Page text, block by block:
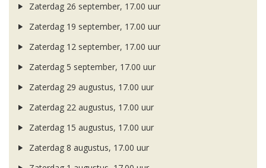
Zaterdag 26 september, 17.00 uur
Zaterdag 19 september, 17.00 uur
Zaterdag 12 september, 17.00 uur
Zaterdag 5 september, 17.00 uur
Zaterdag 29 augustus, 17.00 uur
Zaterdag 22 augustus, 17.00 uur
Zaterdag 15 augustus, 17.00 uur
Zaterdag 8 augustus, 17.00 uur